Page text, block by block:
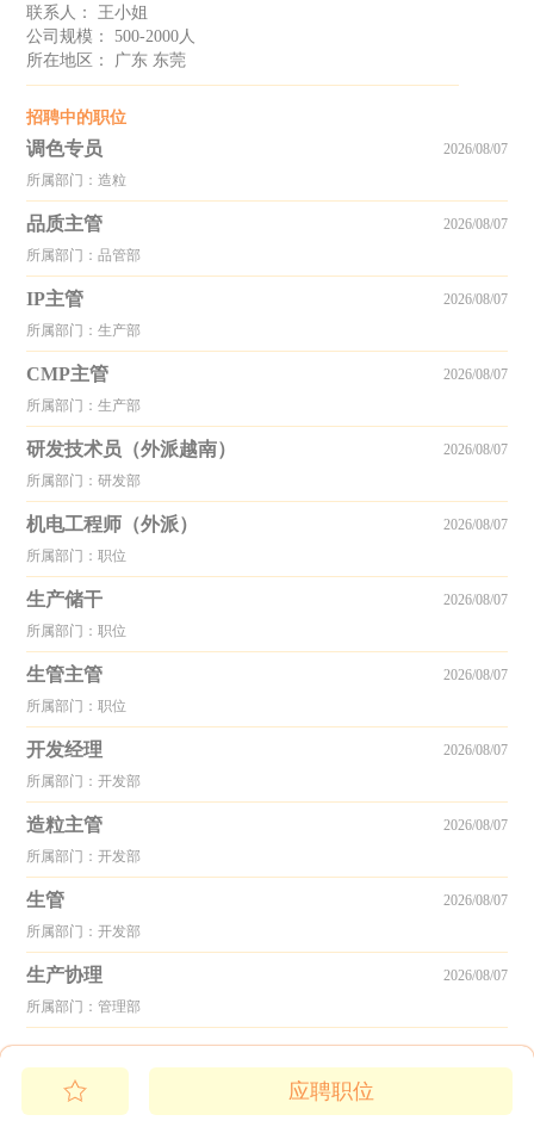
联系人： 王小姐
公司规模： 500-2000人
所在地区： 广东 东莞
招聘中的职位
调色专员
所属部门：造粒
2026/08/07
品质主管
所属部门：品管部
2026/08/07
IP主管
所属部门：生产部
2026/08/07
CMP主管
所属部门：生产部
2026/08/07
研发技术员（外派越南）
所属部门：研发部
2026/08/07
机电工程师（外派）
所属部门：职位
2026/08/07
生产储干
所属部门：职位
2026/08/07
生管主管
所属部门：职位
2026/08/07
开发经理
所属部门：开发部
2026/08/07
造粒主管
所属部门：开发部
2026/08/07
生管
所属部门：开发部
2026/08/07
生产协理
所属部门：管理部
2026/08/07
应聘职位